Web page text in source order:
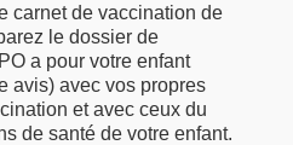
carnet de vaccination de
le dossier de
a pour votre enfant
avis) avec vos propres
et avec ceux du
de santé de votre enfant.